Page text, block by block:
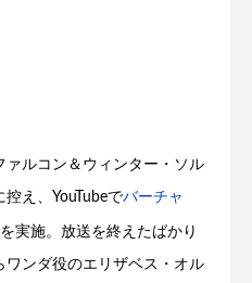
ァルコン＆ウィンター・ソル
え、YouTubeでバーチャ
を実施。放送を終えたばかり
ンダ役のエリザベス・オル